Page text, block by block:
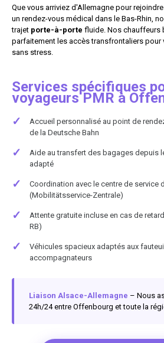
Que vous arriviez d'Allemagne pour
un rendez-vous médical dans le Bas-Rhin,
trajet porte-à-porte fluide. Nos chauffeurs
parfaitement les accès transfrontaliers pour
sans stress.
Services spécifiques
voyageurs PMR à
✓ Accueil personnalisé au point de
de la Deutsche Bahn
✓
Aide au transfert des bagages depuis
adapté
✓
Coordination avec le centre de service
(Mobilitätsservice-Zentrale)
✓
Attente gratuite incluse en cas de retard
RB)
✓
Véhicules spacieux adaptés aux
accompagnateurs
Liaison Alsace-Allemagne – Nous
24h/24 entre Offenbourg et toute la